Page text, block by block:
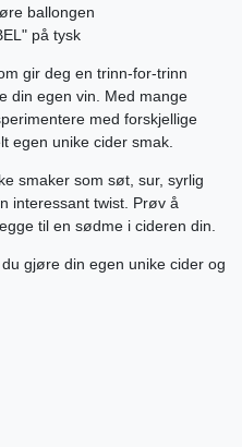
ballongen
på tysk
gir deg en trinn-for-trinn
din egen vin. Med mange
med forskjellige
egen unike cider smak.
smaker som søt, sur, syrlig
interessant twist. Prøv å
til en sødme i cideren din.
gjøre din egen unike cider og